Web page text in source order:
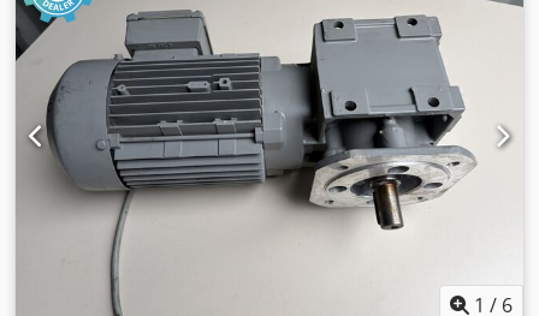
1 / 6